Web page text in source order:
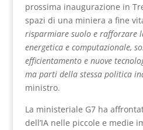
prossima inaugurazione in
spazi di una miniera a fine
risparmiare suolo e rafforzare
energetica e computazionale,
efficientamento e nuove
ma parti della stessa politica
ministro.
La ministeriale G7 ha
dell’IA nelle piccole e medie